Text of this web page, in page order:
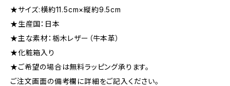
★サイズ:横約11.5cm×縦約9.5cm
★生産国：日本
★主な素材：栃木レザー（牛本革）
★化粧箱入り
★ご希望の場合は無料ラッピング承ります。
ご注文画面の備考欄に詳細をご記入ください。